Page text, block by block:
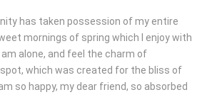
has taken possession of my entire
mornings of spring which I enjoy with
alone, and feel the charm of
which was created for the bliss of
so happy, my dear friend, so absorbed